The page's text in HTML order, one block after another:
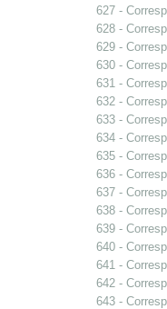
627 -
628 -
629 -
630 -
631 -
632 -
633 -
634 -
635 -
636 -
637 -
638 -
639 -
640 -
641 -
642 -
643 -